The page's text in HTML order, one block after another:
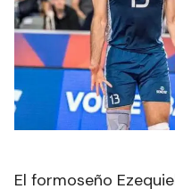
El formoseño